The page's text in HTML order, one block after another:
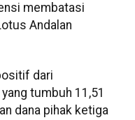
membatasi
Andalan
dari
tumbuh 11,51
dana pihak ketiga